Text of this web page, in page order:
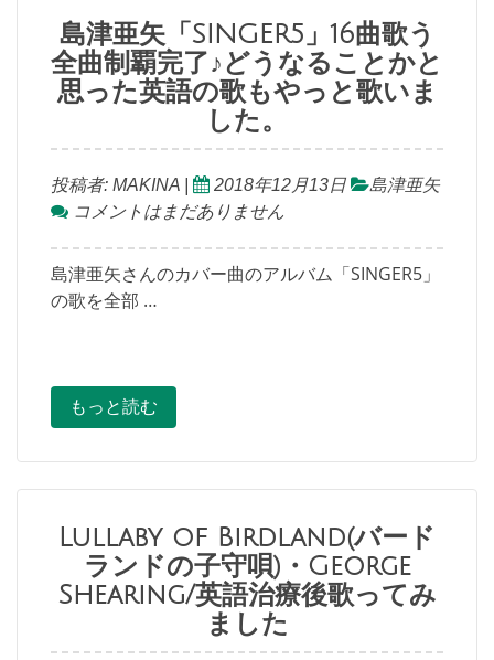
島津亜矢「SINGER5」16曲歌う
全曲制覇完了♪どうなることかと
思った英語の歌もやっと歌いま
した。
投稿者: MAKINA 2018年12月13日
島津亜矢
コメントはまだありません
島津亜矢さんのカバー曲のアルバム「SINGER5」
の歌を全部 …
もっと読む
Lullaby of Birdland(バード
ランドの子守唄)・George
Shearing/英語治療後歌ってみ
ました